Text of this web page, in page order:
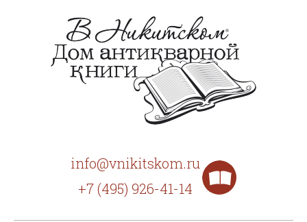
info@vnikitskom.ru
+7 (495) 926-41-14